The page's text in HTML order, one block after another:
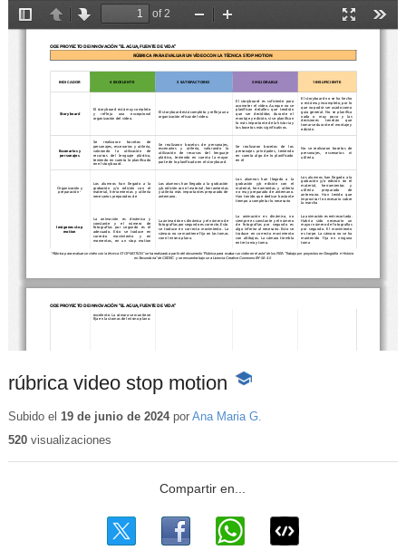
rúbrica video stop motion
-
educativo
Subido el 19 de junio de 2024por Ana Maria G.
520visualizaciones